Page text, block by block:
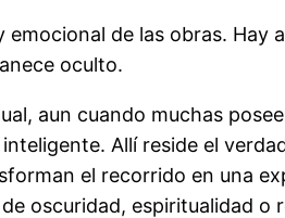
de las obras. Hay
oculto.
aun cuando muchas
Allí reside el
el recorrido en una
oscuridad, espiritualidad o